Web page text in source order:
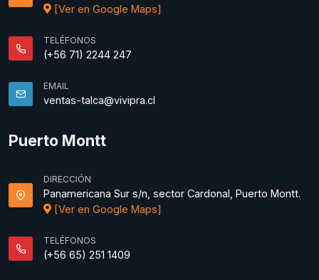
[Ver en Google Maps]
TELÉFONOS
(+56 71) 2244 247
EMAIL
ventas-talca@vivipra.cl
Puerto Montt
DIRECCIÓN
Panamericana Sur s/n, sector Cardonal, Puerto Montt.
[Ver en Google Maps]
TELÉFONOS
(+56 65) 251 1409